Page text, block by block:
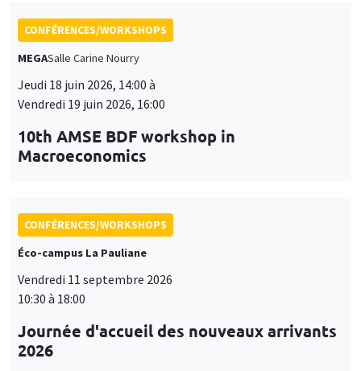
CONFÉRENCES/WORKSHOPS
MEGASalle Carine Nourry
Jeudi 18 juin 2026, 14:00 à
Vendredi 19 juin 2026, 16:00
10th AMSE BDF workshop in
Macroeconomics
CONFÉRENCES/WORKSHOPS
Éco-campus La Pauliane
Vendredi 11 septembre 2026
10:30 à 18:00
Journée d'accueil des nouveaux arrivants
2026